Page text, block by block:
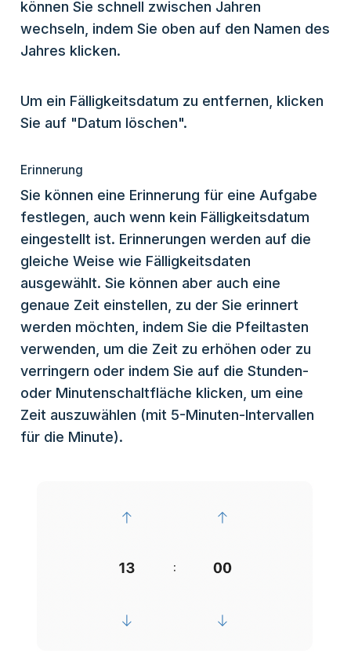
können Sie schnell zwischen Jahren
wechseln, indem Sie oben auf den Namen des
Jahres klicken.
Um ein Fälligkeitsdatum zu entfernen, klicken
Sie auf "Datum löschen".
Erinnerung
Sie können eine Erinnerung für eine Aufgabe
festlegen, auch wenn kein Fälligkeitsdatum
eingestellt ist. Erinnerungen werden auf die
gleiche Weise wie Fälligkeitsdaten
ausgewählt. Sie können aber auch eine
genaue Zeit einstellen, zu der Sie erinnert
werden möchten, indem Sie die Pfeiltasten
verwenden, um die Zeit zu erhöhen oder zu
verringern oder indem Sie auf die Stunden-
oder Minutenschaltfläche klicken, um eine
Zeit auszuwählen (mit 5-Minuten-Intervallen
für die Minute).